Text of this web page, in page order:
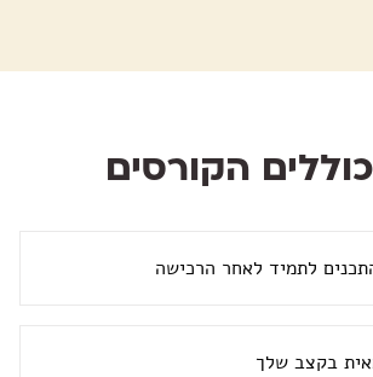
הקורסים
לתמיד לאחר הרכישה
בקצב שלך